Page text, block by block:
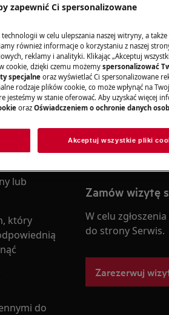
lub
który
do
Części
Znajdź
urządzenia w
zamów je prosto
Do sklepu
Zamów wizytę
W celu
do strony Serwis.
Zarezerwuj
zapewnić Ci spersonalizowane
w celu ulepszania naszej witryny, a także
również informacje o korzystaniu z naszej
reklamy i analityki. Klikając „Akceptuj
cookie, dzięki czemu możemy spersonalizować
specjalne oraz wyświetlać Ci spersonalizowane
rodzaje plików cookie, co może wpłynąć na
jesteśmy w stanie oferować. Aby uzyskać więcej
oraz Oświadczeniem o ochronie danych
Akceptuj wszystkie pliki